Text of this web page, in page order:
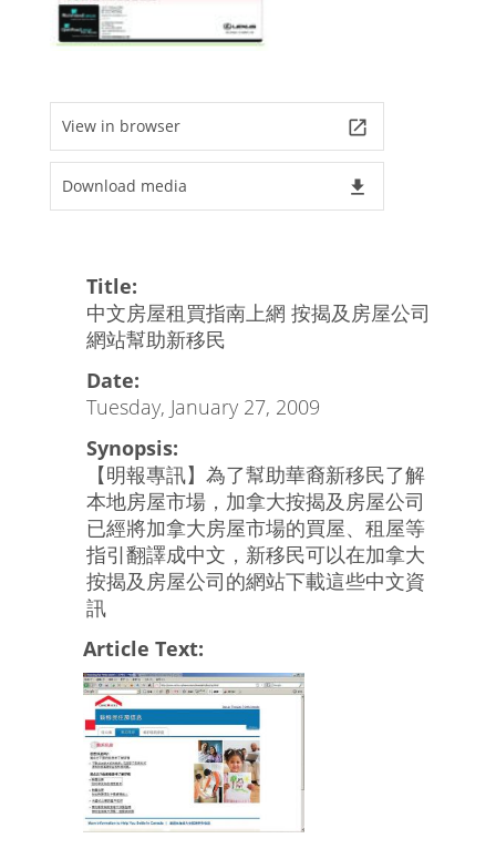
View in browser launch
Download media file_download
Title:
中文房屋租買指南上網 按揭及房屋公司
網站幫助新移民
Date:
Tuesday, January 27, 2009
Synopsis:
【明報專訊】為了幫助華裔新移民了解
本地房屋市場，加拿大按揭及房屋公司
已經將加拿大房屋市場的買屋、租屋等
指引翻譯成中文，新移民可以在加拿大
按揭及房屋公司的網站下載這些中文資
訊
Article Text: